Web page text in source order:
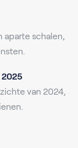
aparte schalen,
van 2024,